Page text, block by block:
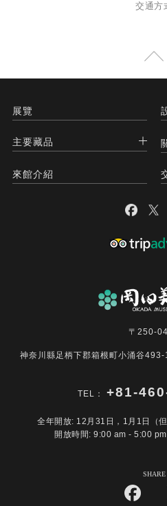
交通方
展覽
主要藏品
來館介紹
〒250-
神奈川縣足柄下郡箱根町小涌谷493-
TEL： +81-
全年開放: 12月31日，1月1日（
開放時間: 9:00 am - 5:00
SHARE